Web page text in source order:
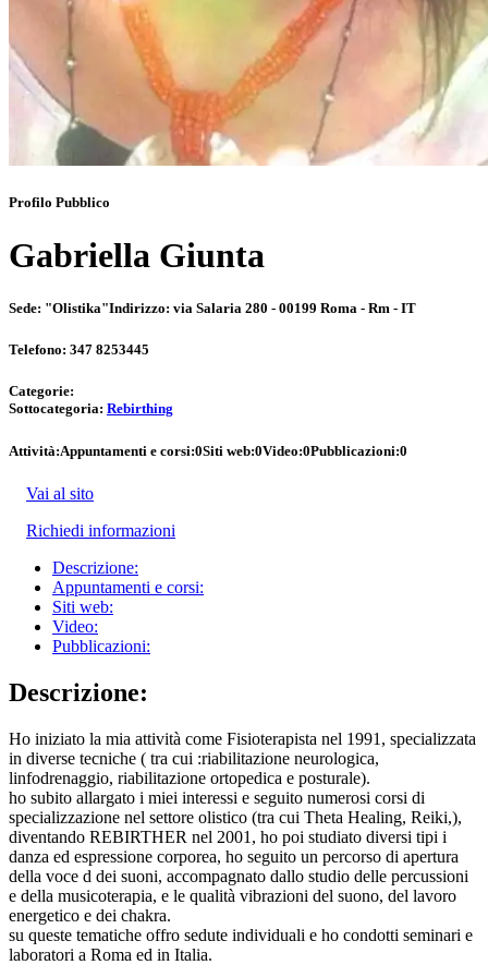
Profilo Pubblico
Gabriella Giunta
Sede: "Olistika"Indirizzo: via Salaria 280 - 00199 Roma - Rm - IT
Telefono: 347 8253445
Categorie:
Sottocategoria: Rebirthing
Attività:Appuntamenti e corsi:0Siti web:0Video:0Pubblicazioni:0
Vai al sito
Richiedi informazioni
Descrizione:
Appuntamenti e corsi:
Siti web:
Video:
Pubblicazioni:
Descrizione:
Ho iniziato la mia attività come Fisioterapista nel 1991, specializzata
in diverse tecniche ( tra cui :riabilitazione neurologica,
linfodrenaggio, riabilitazione ortopedica e posturale).
ho subito allargato i miei interessi e seguito numerosi corsi di
specializzazione nel settore olistico (tra cui Theta Healing, Reiki,),
diventando REBIRTHER nel 2001, ho poi studiato diversi tipi i
danza ed espressione corporea, ho seguito un percorso di apertura
della voce d dei suoni, accompagnato dallo studio delle percussioni
e della musicoterapia, e le qualità vibrazioni del suono, del lavoro
energetico e dei chakra.
su queste tematiche offro sedute individuali e ho condotti seminari e
laboratori a Roma ed in Italia.